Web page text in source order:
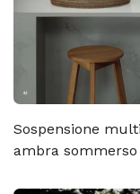
Sospensione
ambra sommerso